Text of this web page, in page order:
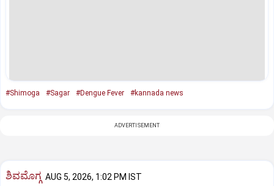
#Shimoga #Sagar #Dengue Fever #kannada news
ADVERTISEMENT
ಶಿವಮೊಗ್ಗ AUG 5, 2026, 1:02 PM IST